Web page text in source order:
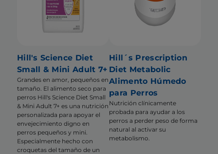
Hill's Science Diet
Small & Mini Adult 7+
Grandes en amor, pequeños en
tamaño. El alimento seco para
perros Hill's Science Diet Small
& Mini Adult 7+ es una nutrición
personalizada para apoyar el
envejecimiento digno en
perros pequeños y mini.
Especialmente hecho con
croquetas del tamaño de un
Hill´s Prescription
Diet Metabolic
Alimento Húmedo
para Perros
Nutrición clínicamente
probada para ayudar a los
perros a perder peso de forma
natural al activar su
metabolismo.